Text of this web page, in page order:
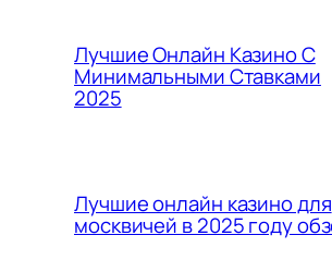
Лучшие Онлайн Казино С
Минимальными Ставками
2025
Лучшие онлайн казино для
москвичей в 2025 году